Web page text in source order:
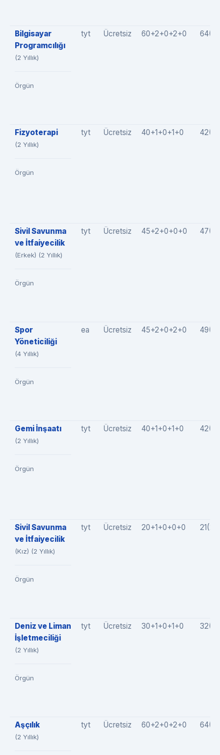
Bilgisayar
Programcılığı
(2 Yıllık)
Örgün
tyt Ücretsiz 60+2+0+2+0
Fizyoterapi
(2 Yıllık)
Örgün
tyt Ücretsiz 40+1+0+1+0
Sivil Savunma
ve İtfaiyecilik
(Erkek) (2 Yıllık)
Örgün
tyt Ücretsiz 45+2+0+0+0
Spor
Yöneticiliği
(4 Yıllık)
Örgün
ea Ücretsiz 45+2+0+2+0
Gemi İnşaatı
(2 Yıllık)
Örgün
tyt Ücretsiz 40+1+0+1+0
Sivil Savunma
ve İtfaiyecilik
(Kız) (2 Yıllık)
Örgün
tyt Ücretsiz 20+1+0+0+0
Deniz ve Liman
İşletmeciliği
(2 Yıllık)
Örgün
tyt Ücretsiz 30+1+0+1+0
Aşçılık
(2 Yıllık)
tyt Ücretsiz 60+2+0+2+0